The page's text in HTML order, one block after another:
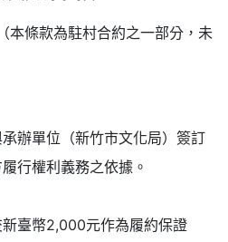
本條款為駐村合約之一部分，未
辦單位（新竹市文化局）簽訂
行權利義務之依據。
臺幣2,000元作為履約保證